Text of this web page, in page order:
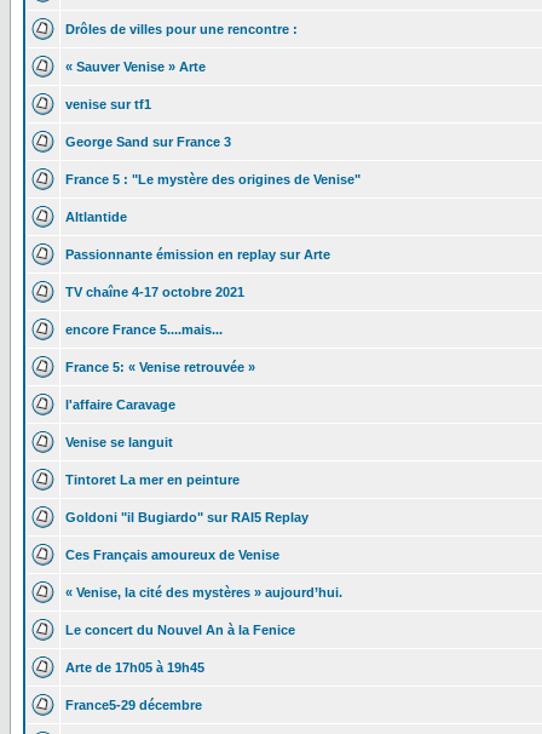
Drôles de villes pour une rencontre :
« Sauver Venise » Arte
venise sur tf1
George Sand sur France 3
France 5 : "Le mystère des origines de Venise"
Altlantide
Passionnante émission en replay sur Arte
TV chaîne 4-17 octobre 2021
encore France 5....mais...
France 5: « Venise retrouvée »
l'affaire Caravage
Venise se languit
Tintoret La mer en peinture
Goldoni "il Bugiardo" sur RAI5 Replay
Ces Français amoureux de Venise
« Venise, la cité des mystères » aujourd’hui.
Le concert du Nouvel An à la Fenice
Arte de 17h05 à 19h45
France5-29 décembre